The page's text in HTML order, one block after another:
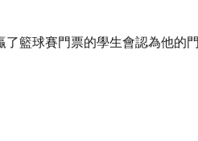
了籃球賽門票的學生會認為他的